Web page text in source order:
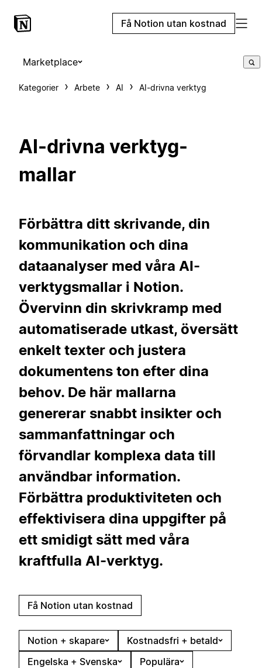
Få Notion utan kostnad
Marketplace
Kategorier Arbete AI AI-drivna verktyg
AI-drivna verktyg-
mallar
Förbättra ditt skrivande, din
kommunikation och dina
dataanalyser med våra AI-
verktygsmallar i Notion.
Övervinn din skrivkramp med
automatiserade utkast, översätt
enkelt texter och justera
dokumentens ton efter dina
behov. De här mallarna
genererar snabbt insikter och
sammanfattningar och
förvandlar komplexa data till
användbar information.
Förbättra produktiviteten och
effektivisera dina uppgifter på
ett smidigt sätt med våra
kraftfulla AI-verktyg.
Få Notion utan kostnad
Notion + skapare
Kostnadsfri + betald
Engelska + Svenska
Populära